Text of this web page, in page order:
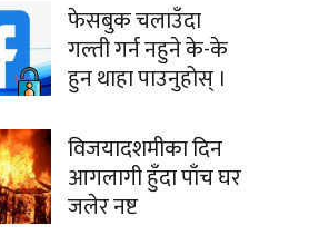
फेसबुक चलाउँदा
गल्ती गर्न नहुने के-के
हुन थाहा पाउनुहोस् ।
विजयादशमीका दिन
आगलागी हुँदा पाँच घर
जलेर नष्ट